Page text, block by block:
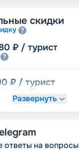
скидки
₽ / турист
₽ / турист
Развернуть
ответы на вопросы